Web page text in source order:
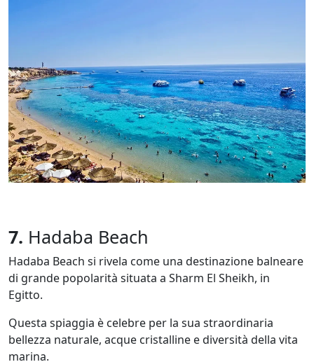
7. Hadaba Beach
Hadaba Beach si rivela come una destinazione balneare
di grande popolarità situata a Sharm El Sheikh, in
Egitto.
Questa spiaggia è celebre per la sua straordinaria
bellezza naturale, acque cristalline e diversità della vita
marina.